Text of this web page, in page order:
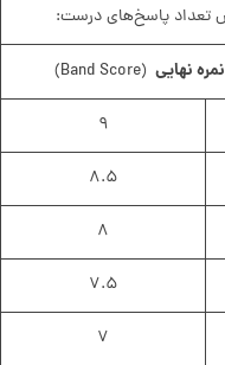
نمره نهایی (Band Score)
۹
۸.۵
۸
۷.۵
۷